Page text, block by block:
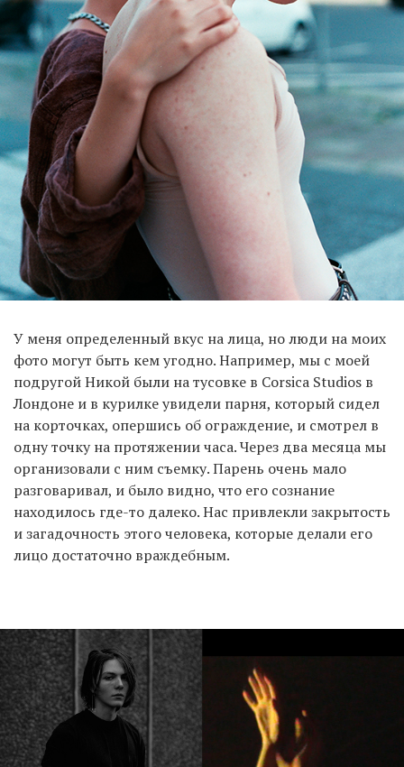
У меня определенный вкус на лица, но люди на моих
фото могут быть кем угодно. Например, мы с моей
подругой Никой были на тусовке в Corsica Studios в
Лондоне и в курилке увидели парня, который сидел
на корточках, опершись об ограждение, и смотрел в
одну точку на протяжении часа. Через два месяца мы
организовали с ним съемку. Парень очень мало
разговаривал, и было видно, что его сознание
находилось где-то далеко. Нас привлекли закрытость
и загадочность этого человека, которые делали его
лицо достаточно враждебным.